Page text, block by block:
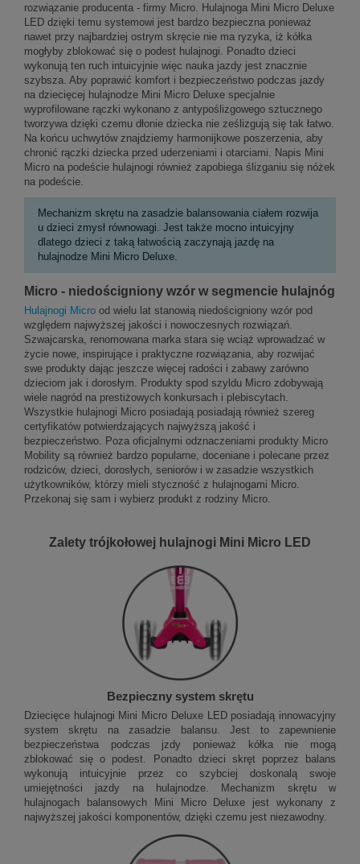
rozwiązanie producenta - firmy Micro. Hulajnoga Mini Micro Deluxe
LED dzięki temu systemowi jest bardzo bezpieczna ponieważ
nawet przy najbardziej ostrym skręcie nie ma ryzyka, iż kółka
mogłyby zblokować się o podest hulajnogi. Ponadto dzieci
wykonują ten ruch intuicyjnie więc nauka jazdy jest znacznie
szybsza. Aby poprawić komfort i bezpieczeństwo podczas jazdy
na dziecięcej hulajnodze Mini Micro Deluxe specjalnie
wyprofilowane rączki wykonano z antypoślizgowego sztucznego
tworzywa dzięki czemu dłonie dziecka nie ześlizgują się tak łatwo.
Na końcu uchwytów znajdziemy harmonijkowe poszerzenia, aby
chronić rączki dziecka przed uderzeniami i otarciami. Napis Mini
Micro na podeście hulajnogi również zapobiega ślizganiu się nóżek
na podeście.
Mechanizm skrętu na zasadzie balansowania ciałem rozwija
u dzieci zmysł równowagi. Jest także mocno intuicyjny
dlatego dzieci z taką łatwością zaczynają jazdę na
hulajnodze Mini Micro Deluxe.
Micro - niedościgniony wzór w segmencie hulajnóg
Hulajnogi Micro od wielu lat stanowią niedościgniony wzór pod
względem najwyższej jakości i nowoczesnych rozwiązań.
Szwajcarska, renomowana marka stara się wciąż wprowadzać w
życie nowe, inspirujące i praktyczne rozwiązania, aby rozwijać
swe produkty dając jeszcze więcej radości i zabawy zarówno
dzieciom jak i dorosłym. Produkty spod szyldu Micro zdobywają
wiele nagród na prestiżowych konkursach i plebiscytach.
Wszystkie hulajnogi Micro posiadają posiadają również szereg
certyfikatów potwierdzających najwyższą jakość i
bezpieczeństwo. Poza oficjalnymi odznaczeniami produkty Micro
Mobility są również bardzo popularne, doceniane i polecane przez
rodziców, dzieci, dorosłych, seniorów i w zasadzie wszystkich
użytkowników, którzy mieli styczność z hulajnogami Micro.
Przekonaj się sam i wybierz produkt z rodziny Micro.
Zalety trójkołowej hulajnogi Mini Micro LED
Bezpieczny system skrętu
Dziecięce hulajnogi Mini Micro Deluxe LED posiadają innowacyjny
system skrętu na zasadzie balansu. Jest to zapewnienie
bezpieczeństwa podczas jzdy ponieważ kółka nie mogą
zblokować się o podest. Ponadto dzieci skręt poprzez balans
wykonują intuicyjnie przez co szybciej doskonalą swoje
umiejętności jazdy na hulajnodze. Mechanizm skrętu w
hulajnogach balansowych Mini Micro Deluxe jest wykonany z
najwyższej jakości komponentów, dzięki czemu jest niezawodny.